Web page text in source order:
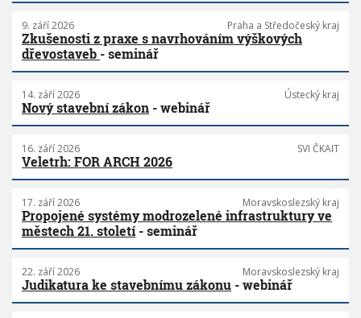
9. září 2026 Praha a Středočeský kraj
Zkušenosti z praxe s navrhováním výškových
dřevostaveb - seminář
14. září 2026 Ústecký kraj
Nový stavební zákon - webinář
16. září 2026 SVI ČKAIT
Veletrh: FOR ARCH 2026
17. září 2026 Moravskoslezský kraj
Propojené systémy modrozelené infrastruktury ve
městech 21. století- seminář
22. září 2026 Moravskoslezský kraj
Judikatura ke stavebnímu zákonu - webinář